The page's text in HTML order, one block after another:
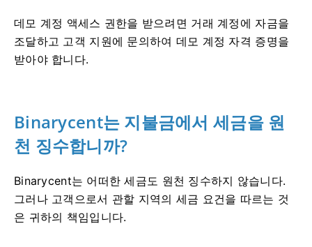
데모 계정 액세스 권한을 받으려면 거래 계정에 자금을
조달하고 고객 지원에 문의하여 데모 계정 자격 증명을
받아야 합니다.
Binarycent는 지불금에서 세금을 원
천 징수합니까?
Binarycent는 어떠한 세금도 원천 징수하지 않습니다.
그러나 고객으로서 관할 지역의 세금 요건을 따르는 것
은 귀하의 책임입니다.